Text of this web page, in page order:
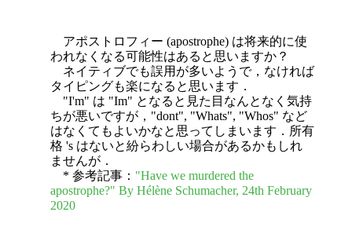
アポストロフィー (apostrophe) は将来的に使
われなくなる可能性はあると思いますか？
ネイティブでも誤用が多いようで，なければ
タイピングも楽になると思います．
"I'm" は "Im" となると見た目なんとなく気持
ちが悪いですが，"dont", "Whats", "Whos" など
はなくてもよいかなと思ってしまいます．所有
格 's はないと紛らわしい場合があるかもしれ
ませんが．
* 参考記事： "Have we murdered the
apostrophe?" By Hélène Schumacher, 24th February
2020